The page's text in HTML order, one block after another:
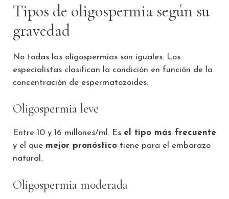
Tipos de oligospermia según su
gravedad
No todas las oligospermias son iguales. Los
especialistas clasifican la condición en función de la
concentración de espermatozoides:
Oligospermia leve
Entre 10 y 16 millones/ml. Es el tipo más frecuente
y el que mejor pronóstico tiene para el embarazo
natural.
Oligospermia moderada